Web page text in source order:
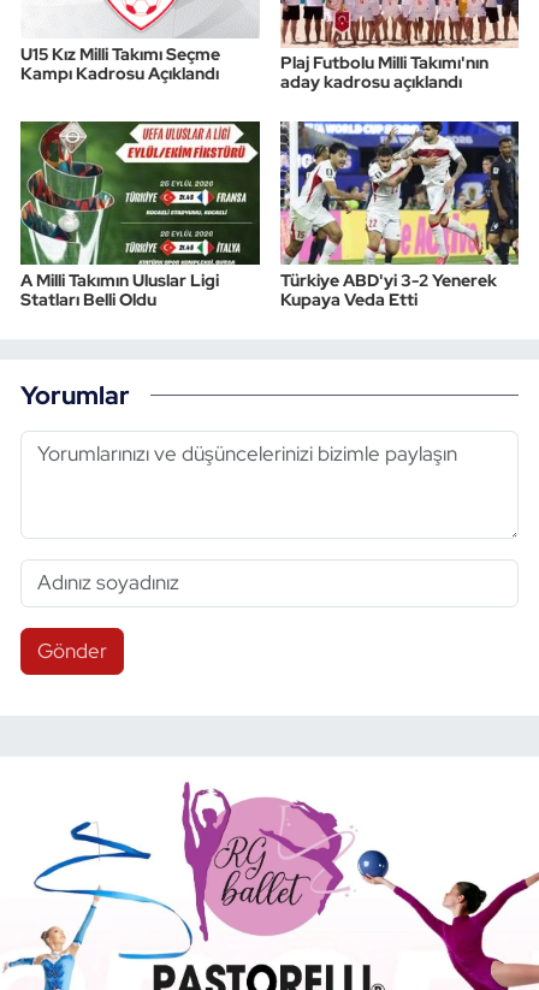
U15 Kız Milli Takımı Seçme
Kampı Kadrosu Açıklandı
Plaj Futbolu Milli Takımı'nın
aday kadrosu açıklandı
A Milli Takımın Uluslar Ligi
Statları Belli Oldu
Türkiye ABD'yi 3-2 Yenerek
Kupaya Veda Etti
Yorumlar
Gönder